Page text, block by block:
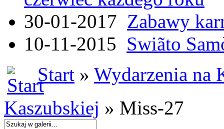
30-01-2017 Zabawy
10-11-2015 Swiãto
Start » Wydarzenia na
Kaszubskiej » Miss-27